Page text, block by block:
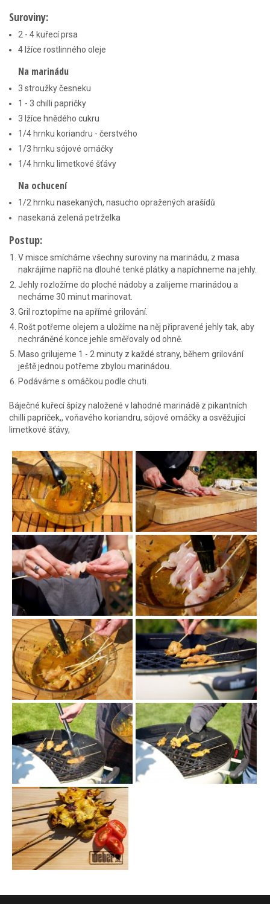
Suroviny:
2 - 4 kuřecí prsa
4 lžíce rostlinného oleje
Na marinádu
3 stroužky česneku
1 - 3 chilli papričky
3 lžíce hnědého cukru
1/4 hrnku koriandru - čerstvého
1/3 hrnku sójové omáčky
1/4 hrnku limetkové šťávy
Na ochucení
1/2 hrnku nasekaných, nasucho opražených arašídů
nasekaná zelená petrželka
Postup:
V misce smícháme všechny suroviny na marinádu, z masa
nakrájíme napříč na dlouhé tenké plátky a napíchneme na jehly.
Jehly rozložíme do ploché nádoby a zalijeme marinádou a
necháme 30 minut marinovat.
Gril roztopíme na apřímé grilování.
Rošt potřeme olejem a uložíme na něj připravené jehly tak, aby
nechráněné konce jehle směřovaly od ohně.
Maso grilujeme 1 - 2 minuty z každé strany, během grilování
ještě jednou potřeme zbylou marinádou.
Podáváme s omáčkou podle chuti.
Báječné kuřecí špízy naložené v lahodné marinádě z pikantních
chilli papriček,, voňavého koriandru, sójové omáčky a osvěžující
limetkové šťávy,